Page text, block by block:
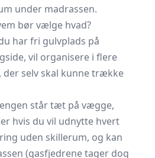
under madrassen.
bør vælge hvad?
har fri gulvplads på
vil organisere i flere
der selv skal kunne trække
står tæt på vægge,
hvis du vil udnytte hvert
uden skillerum, og kan
(gasfjedrene tager dog